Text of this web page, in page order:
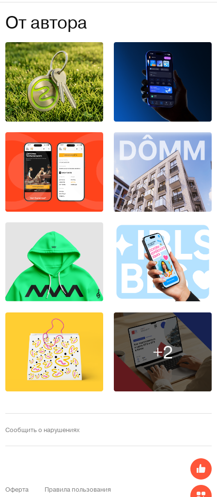
От автора
+2
Сообщить о нарушениях
Оферта
Правила пользования